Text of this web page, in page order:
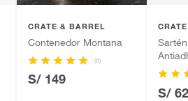
CRATE & BARREL
Contenedor Montana
(8)
S/ 149
S/